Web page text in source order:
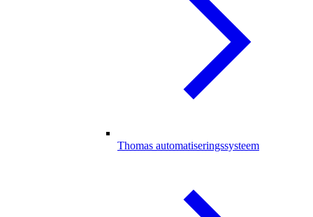
Thomas automatiseringssysteem